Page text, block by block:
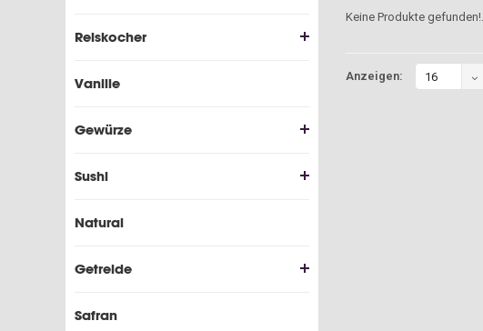
Reiskocher
Vanille
Gewürze
Sushi
Natural
Getreide
Safran
Keine Produkte gefunden!...
Anzeigen: 16